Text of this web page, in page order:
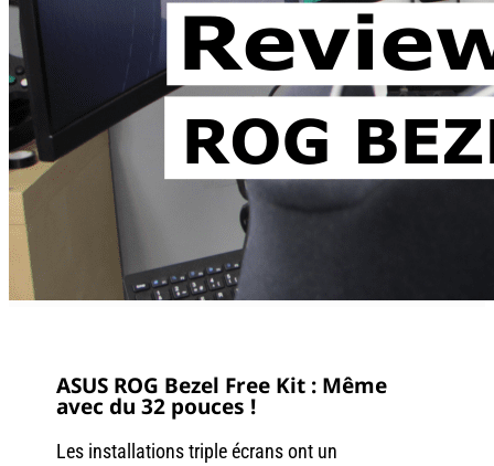
ASUS ROG Bezel Free Kit : Même
avec du 32 pouces !
Les installations triple écrans ont un